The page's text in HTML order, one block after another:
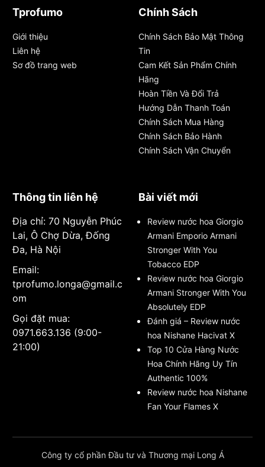
Tprofumo
Giới thiệu
Liên hệ
Sơ đồ trang web
Chính Sách
Chính Sách Bảo Mật Thông
Tin
Cam Kết Sản Phẩm Chính
Hãng
Hoàn Tiền Và Đổi Trả
Hướng Dẫn Thanh Toán
Chính Sách Mua Hàng
Chính Sách Bảo Hành
Chính Sách Vận Chuyển
Thông tin liên hệ
Địa chỉ: 70 Nguyễn Phúc
Lai, Ô Chợ Dừa, Đống
Đa, Hà Nội
Email:
tprofumo.longa@gmail.c
om
Gọi đặt mua:
0971.663.136 (9:00-
21:00)
Bài viết mới
Review nước hoa Giorgio
Armani Emporio Armani
Stronger With You
Tobacco EDP
Review nước hoa Giorgio
Armani Stronger With You
Absolutely EDP
Đánh giá – Review nước
hoa Nishane Hacivat X
Top 10 Cửa Hàng Nước
Hoa Chính Hãng Uy Tín
Authentic 100%
Review nước hoa Nishane
Fan Your Flames X
Công ty cổ phần Đầu tư và Thương mại Long Á